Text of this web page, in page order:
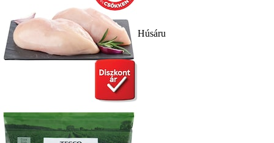
Húsáru